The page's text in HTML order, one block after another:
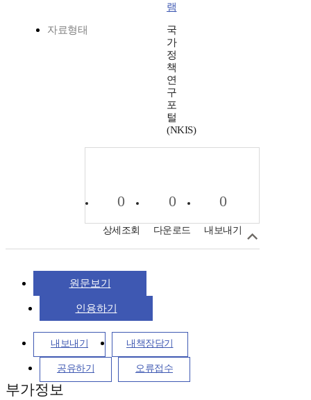
램
자료형태
국
가
정
책
연
구
포
털
(NKIS)
0
상세조회
0
다운로드
0
내보내기
원문보기
인용하기
내보내기 내책장담기
공유하기 오류접수
부가정보